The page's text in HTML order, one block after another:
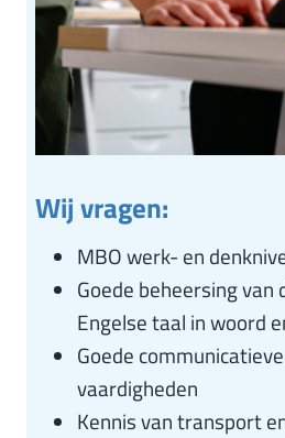
Wij vragen:
MBO werk- en
Goede beheersing van
Engelse taal in woord
Goede
vaardigheden
Kennis van transport